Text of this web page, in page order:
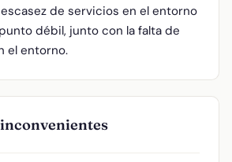
de servicios en el entorno
débil, junto con la falta de
el entorno.